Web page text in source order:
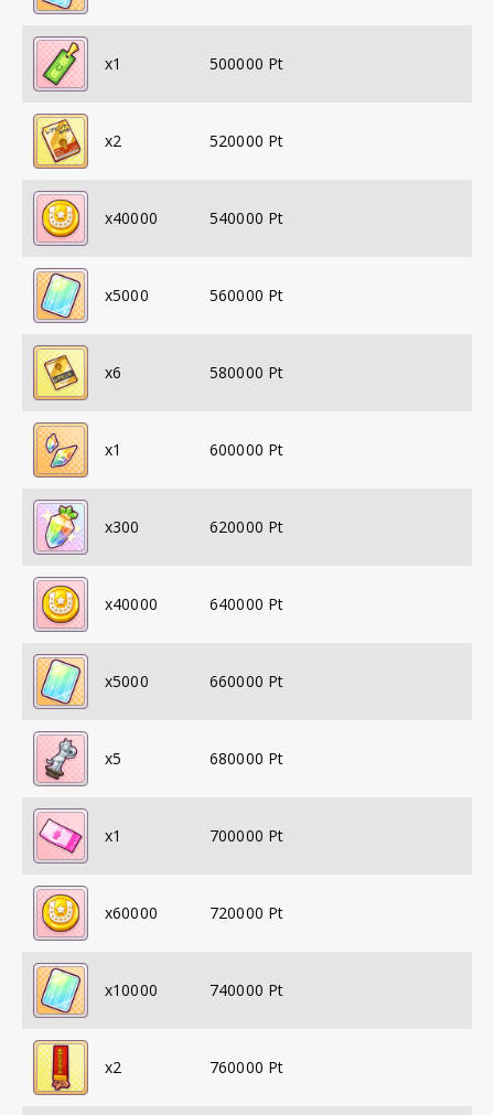
x1 500000 Pt
x2 520000 Pt
x40000 540000 Pt
x5000 560000 Pt
x6 580000 Pt
x1 600000 Pt
x300 620000 Pt
x40000 640000 Pt
x5000 660000 Pt
x5 680000 Pt
x1 700000 Pt
x60000 720000 Pt
x10000 740000 Pt
x2 760000 Pt